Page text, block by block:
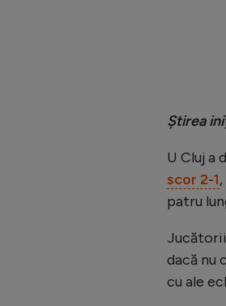
Știrea
U Cluj a
scor 2-1
patru
dacă nu
cu ale